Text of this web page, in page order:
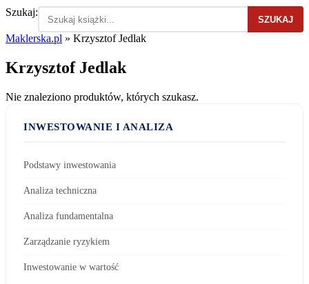
Szukaj:
SZUKAJ
Maklerska.pl » Krzysztof Jedlak
Krzysztof Jedlak
Nie znaleziono produktów, których szukasz.
INWESTOWANIE I ANALIZA
Podstawy inwestowania
Analiza techniczna
Analiza fundamentalna
Zarządzanie ryzykiem
Inwestowanie w wartość